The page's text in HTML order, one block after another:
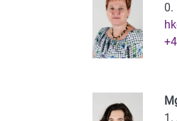
0.
1.